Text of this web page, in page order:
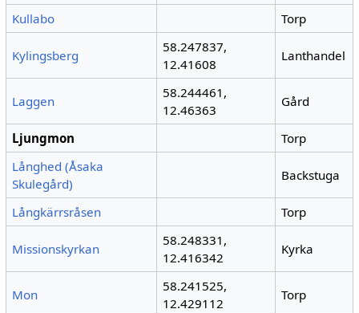
Kullabo Torp
Kylingsberg
58.247837,
12.41608
Lanthandel
Laggen
58.244461,
12.46363
Gård
Ljungmon
Torp
Långhed (Åsaka
Skulegård)
Backstuga
Långkärrsråsen Torp
Missionskyrkan
58.248331,
12.416342
Kyrka
Mon
58.241525,
12.429112
Torp